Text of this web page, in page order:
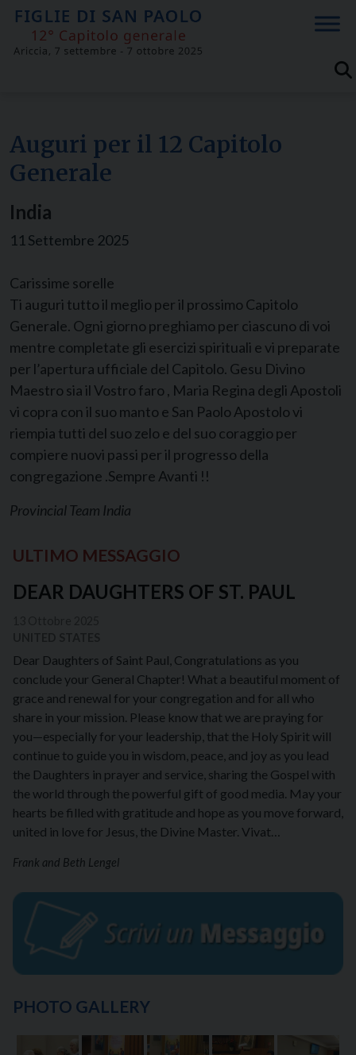
Skip
content
Auguri per il 12 Capitolo
Generale
India
11 Settembre 2025
Carissime sorelle
Ti auguri tutto il meglio per il prossimo Capitolo
Generale. Ogni giorno preghiamo per ciascuno di voi
mentre completate gli esercizi spirituali e vi preparate
per l’apertura ufficiale del Capitolo. Gesu Divino
Maestro sia il Vostro faro , Maria Regina degli Apostoli
vi copra con il suo manto e San Paolo Apostolo vi
riempia tutti del suo zelo e del suo coraggio per
compiere nuovi passi per il progresso della
congregazione .Sempre Avanti !!
Provincial Team India
ULTIMO MESSAGGIO
DEAR DAUGHTERS OF ST. PAUL
Dear Daughters of Saint Paul, Congratulations as you
conclude your General Chapter! What a beautiful moment of
grace and renewal for your congregation and for all who
share in your mission. Please know that we are praying for
you—especially for your leadership, that the Holy Spirit will
continue to guide you in wisdom, peace, and joy as you lead
the Daughters in prayer and service, sharing the Gospel with
the world through the powerful gift of good media. May your
hearts be filled with gratitude and hope as you move forward,
united in love for Jesus, the Divine Master. Vivat…
Frank and Beth Lengel
PHOTO GALLERY